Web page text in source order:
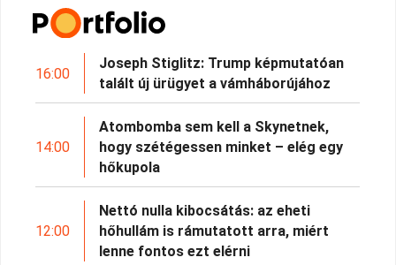
16:00
Joseph Stiglitz: Trump képmutatóan
talált új ürügyet a vámháborújához
14:00
Atombomba sem kell a Skynetnek,
hogy szétégessen minket – elég egy
hőkupola
12:00
Nettó nulla kibocsátás: az eheti
hőhullám is rámutatott arra, miért
lenne fontos ezt elérni